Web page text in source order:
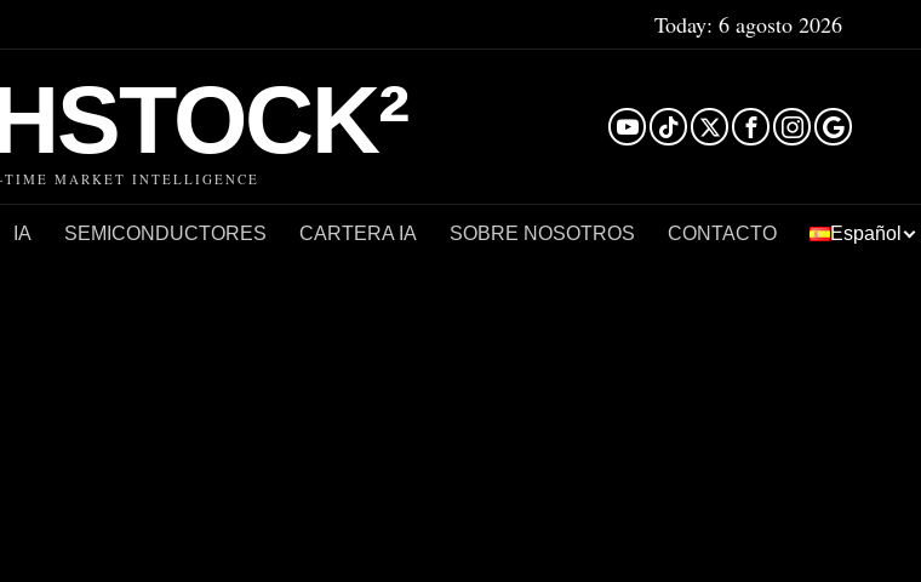
Today: 6 agosto 2026
TIME MARKET INTELLIGENCE
IA SEMICONDUCTORES CARTERA IA SOBRE NOSOTROS CONTACTO Español